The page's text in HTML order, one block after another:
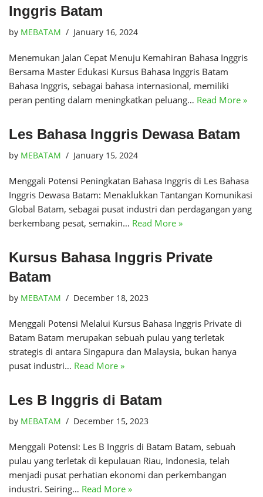
Inggris Batam
by MEBATAM January 16, 2024
Menemukan Jalan Cepat Menuju Kemahiran Bahasa Inggris
Bersama Master Edukasi Kursus Bahasa Inggris Batam
Bahasa Inggris, sebagai bahasa internasional, memiliki
peran penting dalam meningkatkan peluang… Read More »
Les Bahasa Inggris Dewasa Batam
by MEBATAM January 15, 2024
Menggali Potensi Peningkatan Bahasa Inggris di Les Bahasa
Inggris Dewasa Batam: Menaklukkan Tantangan Komunikasi
Global Batam, sebagai pusat industri dan perdagangan yang
berkembang pesat, semakin… Read More »
Kursus Bahasa Inggris Private
Batam
by MEBATAM December 18, 2023
Menggali Potensi Melalui Kursus Bahasa Inggris Private di
Batam Batam merupakan sebuah pulau yang terletak
strategis di antara Singapura dan Malaysia, bukan hanya
pusat industri… Read More »
Les B Inggris di Batam
by MEBATAM December 15, 2023
Menggali Potensi: Les B Inggris di Batam Batam, sebuah
pulau yang terletak di kepulauan Riau, Indonesia, telah
menjadi pusat perhatian ekonomi dan perkembangan
industri. Seiring… Read More »